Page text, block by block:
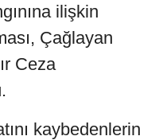
ilişkin
Çağlayan
Ceza
kaybedenlerin